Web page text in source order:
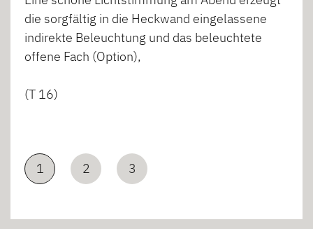
die sorgfältig in die Heckwand eingelassene
indirekte Beleuchtung und das beleuchtete
offene Fach (Option),
(T 16)
1 2 3